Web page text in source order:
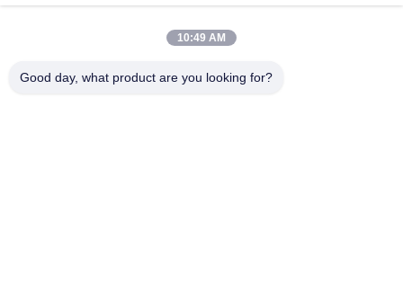
10:49 AM
Good day, what product are you looking for?